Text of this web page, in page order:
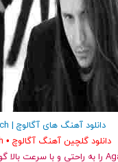
دانلود آهنگ های آگالوچ | Agalloch
دانلود گلچین آهنگ آگالوچ • Agalloch